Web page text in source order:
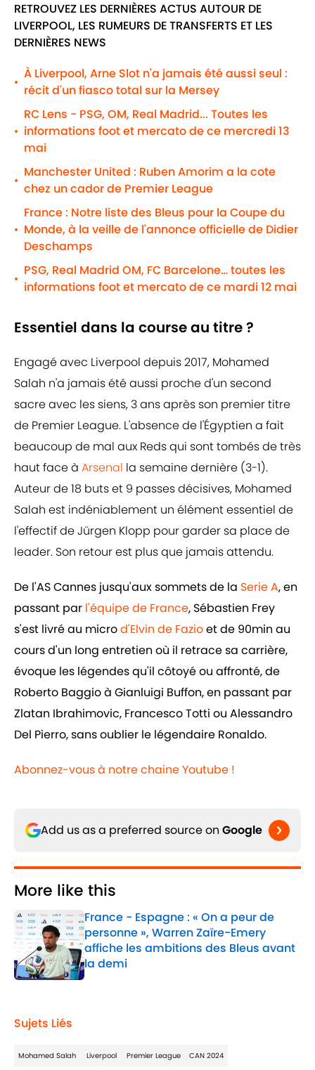
RETROUVEZ LES DERNIÈRES ACTUS AUTOUR DE
LIVERPOOL, LES RUMEURS DE TRANSFERTS ET LES
DERNIÈRES NEWS
•
À Liverpool, Arne Slot n'a jamais été aussi seul :
récit d'un fiasco total sur la Mersey
•
RC Lens - PSG, OM, Real Madrid... Toutes les
informations foot et mercato de ce mercredi 13
mai
•
Manchester United : Ruben Amorim a la cote
chez un cador de Premier League
•
France : Notre liste des Bleus pour la Coupe du
Monde, à la veille de l'annonce officielle de Didier
Deschamps
•
PSG, Real Madrid OM, FC Barcelone… toutes les
informations foot et mercato de ce mardi 12 mai
Essentiel dans la course au titre ?
Engagé avec Liverpool depuis 2017, Mohamed
Salah n'a jamais été aussi proche d'un second
sacre avec les siens, 3 ans après son premier titre
de Premier League. L'absence de l'Égyptien a fait
beaucoup de mal aux Reds qui sont tombés de très
haut face à Arsenal la semaine dernière (3-1).
Auteur de 18 buts et 9 passes décisives, Mohamed
Salah est indéniablement un élément essentiel de
l'effectif de Jürgen Klopp pour garder sa place de
leader. Son retour est plus que jamais attendu.
De l'AS Cannes jusqu'aux sommets de la Serie A, en
passant par l'équipe de France, Sébastien Frey
s'est livré au microd'Elvin de Fazioet de 90min au
cours d'un long entretien où il retrace sa carrière,
évoque les légendes qu'il côtoyé ou affronté, de
Roberto Baggio à Gianluigi Buffon, en passant par
Zlatan Ibrahimovic, Francesco Totti ou Alessandro
Del Pierro, sans oublier le légendaire Ronaldo.
Abonnez-vous à notre chaine Youtube !
Add us as a preferred source on Google
More like this
France - Espagne : « On a peur de
personne », Warren Zaïre-Emery
affiche les ambitions des Bleus avant
la demi
Published by on Invalid Date
Sujets Liés
Mohamed Salah Liverpool Premier League CAN 2024